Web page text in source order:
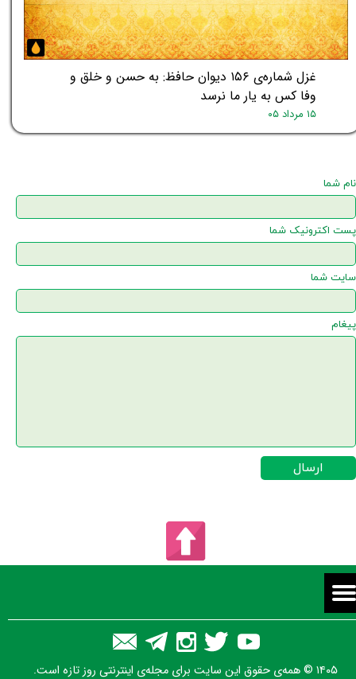
غزل شماره‌ی ۱۵۶ دیوان حافظ: به حسن و خلق و
وفا کس به یار ما نرسد
۱۵ مرداد ۰۵
نام شما
پست اکترونیک شما
سایت شما
پیغام
ارسال
۱۴۰۵ © همه‌ی حقوق این سایت برای مجله‌ی اینترنتی روز تازه است.